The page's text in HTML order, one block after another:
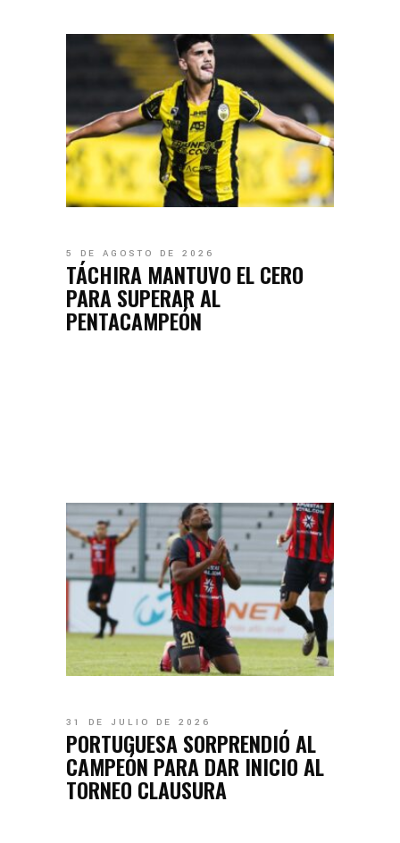
5 DE AGOSTO DE 2026
TÁCHIRA MANTUVO EL CERO
PARA SUPERAR AL
PENTACAMPEÓN
31 DE JULIO DE 2026
PORTUGUESA SORPRENDIÓ AL
CAMPEÓN PARA DAR INICIO AL
TORNEO CLAUSURA